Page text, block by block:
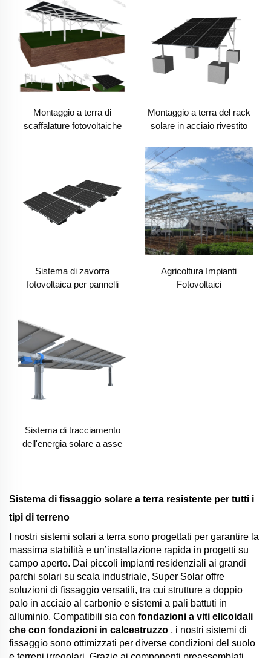
Montaggio a terra di
scaffalature fotovoltaiche
Montaggio a terra del rack
solare in acciaio rivestito
Sistema di zavorra
fotovoltaica per pannelli
Agricoltura Impianti
Fotovoltaici
Sistema di tracciamento
dell'energia solare a asse
Sistema di fissaggio solare a terra resistente per tutti i
tipi di terreno
I nostri sistemi solari a terra sono progettati per garantire la
massima stabilità e un’installazione rapida in progetti su
campo aperto. Dai piccoli impianti residenziali ai grandi
parchi solari su scala industriale, Super Solar offre
soluzioni di fissaggio versatili, tra cui strutture a doppio
palo in acciaio al carbonio e sistemi a pali battuti in
alluminio. Compatibili sia con fondazioni a viti elicoidali
che con fondazioni in calcestruzzo , i nostri sistemi di
fissaggio sono ottimizzati per diverse condizioni del suolo